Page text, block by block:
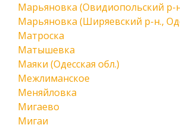
Марьяновка (Овидиопольский р-
Марьяновка (Ширяевский р-н.,
Матроска
Матышевка
Маяки (Одесская обл.)
Межлиманское
Меняйловка
Мигаево
Мигаи